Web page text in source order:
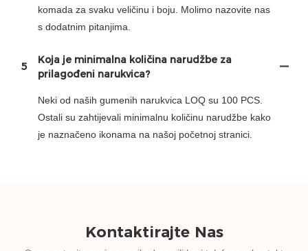
komada za svaku veličinu i boju. Molimo nazovite nas
s dodatnim pitanjima.
5
Koja je minimalna količina narudžbe za
prilagođeni narukvica?
Neki od naših gumenih narukvica LOQ su 100 PCS.
Ostali su zahtijevali minimalnu količinu narudžbe kako
je naznačeno ikonama na našoj početnoj stranici.
Kontaktirajte Nas